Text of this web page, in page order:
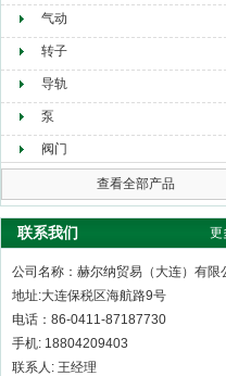
气动
转子
导轨
泵
阀门
查看全部产品
联系我们 更
公司名称：赫尔纳贸易（大连）有限
地址:大连保税区海航路9号
电话：86-0411-87187730
手机: 18804209403
联系人: 王经理